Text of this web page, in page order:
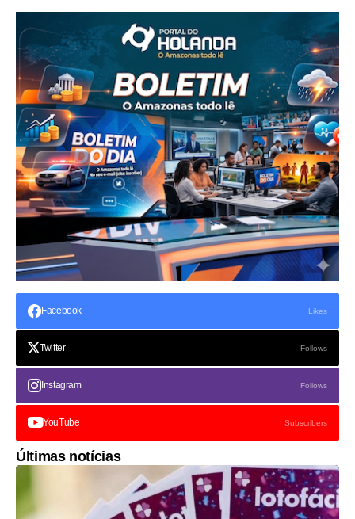
Facebook Likes
Twitter Follows
Instagram Follows
YouTube Subscribers
Últimas notícias